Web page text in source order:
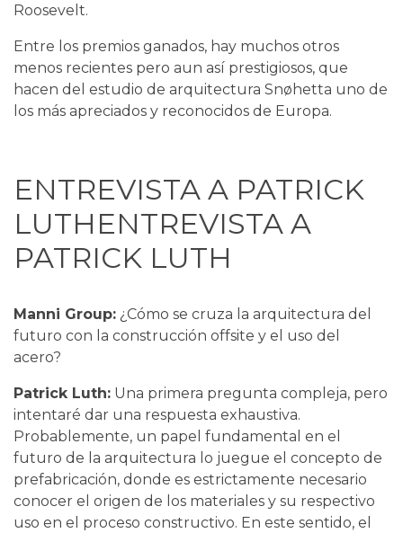
Roosevelt.
Entre los premios ganados, hay muchos otros
menos recientes pero aun así prestigiosos, que
hacen del estudio de arquitectura Snøhetta uno de
los más apreciados y reconocidos de Europa.
ENTREVISTA A PATRICK
LUTHENTREVISTA A
PATRICK LUTH
Manni Group: ¿Cómo se cruza la arquitectura del
futuro con la construcción offsite y el uso del
acero?
Patrick Luth: Una primera pregunta compleja, pero
intentaré dar una respuesta exhaustiva.
Probablemente, un papel fundamental en el
futuro de la arquitectura lo juegue el concepto de
prefabricación, donde es estrictamente necesario
conocer el origen de los materiales y su respectivo
uso en el proceso constructivo. En este sentido, el